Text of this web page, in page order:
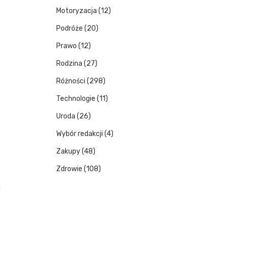
Motoryzacja (12)
Podróże (20)
Prawo (12)
Rodzina (27)
Różności (298)
Technologie (11)
Uroda (26)
Wybór redakcji (4)
Zakupy(48)
Zdrowie (108)